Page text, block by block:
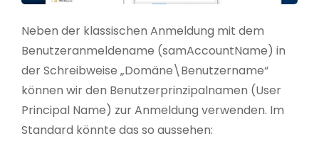
Neben der klassischen Anmeldung mit dem
Benutzeranmeldename (samAccountName) in
der Schreibweise „Domäne\Benutzername“
können wir den Benutzerprinzipalnamen (User
Principal Name) zur Anmeldung verwenden. Im
Standard könnte das so aussehen: